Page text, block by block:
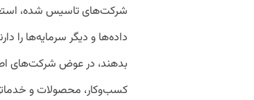
شرکت‌های تاسیس شده،
داده‌ها و دیگر سرمایه‌ها را
بدهند، در عوض شرکت‌های
کسب‌وکار، محصولات و خدماتی